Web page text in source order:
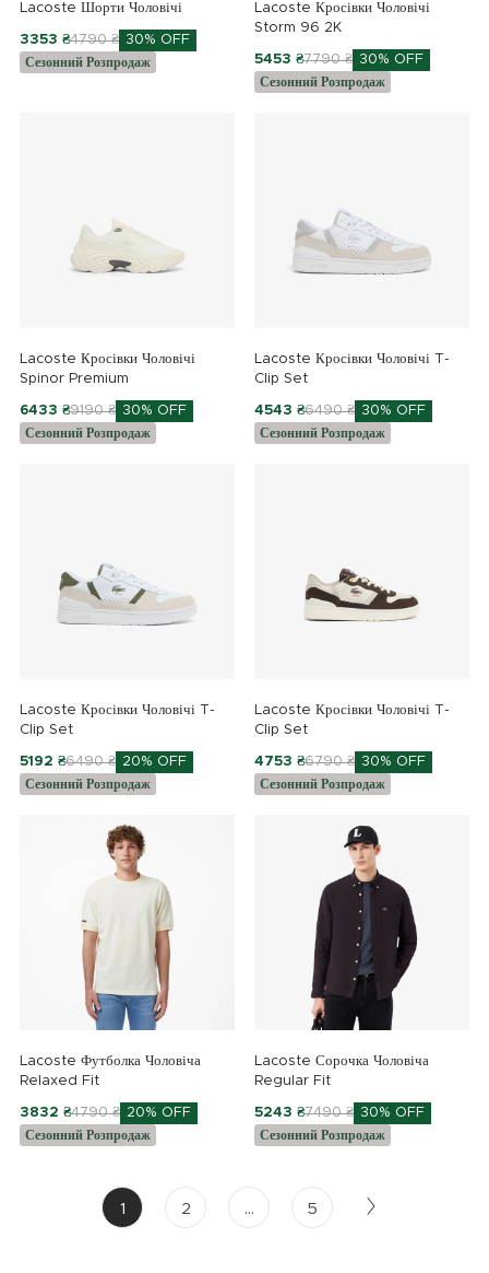
Lacoste Шорти Чоловічі
3353 ₴4790 ₴ 30% OFF
Сезонний Розпродаж
Lacoste Кросівки Чоловічі
Storm 96 2K
5453 ₴7790 ₴ 30% OFF
Сезонний Розпродаж
Lacoste Кросівки Чоловічі
Spinor Premium
6433 ₴9190 ₴ 30% OFF
Сезонний Розпродаж
Lacoste Кросівки Чоловічі T-
Clip Set
4543 ₴6490 ₴ 30% OFF
Сезонний Розпродаж
Lacoste Кросівки Чоловічі T-
Clip Set
5192 ₴6490 ₴ 20% OFF
Сезонний Розпродаж
Lacoste Кросівки Чоловічі T-
Clip Set
4753 ₴6790 ₴ 30% OFF
Сезонний Розпродаж
Lacoste Футболка Чоловіча
Relaxed Fit
3832 ₴4790 ₴ 20% OFF
Сезонний Розпродаж
Lacoste Сорочка Чоловіча
Regular Fit
5243 ₴7490 ₴ 30% OFF
Сезонний Розпродаж
1 2 ... 5